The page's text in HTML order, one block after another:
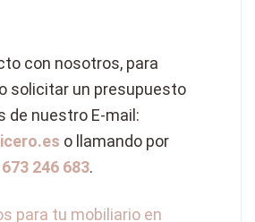
con nosotros, para
solicitar un presupuesto
de nuestro E-mail:
o llamando por
246 683.